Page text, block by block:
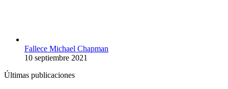
Fallece Michael Chapman
10 septiembre 2021
Últimas publicaciones